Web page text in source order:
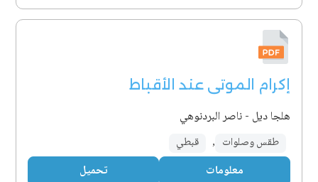
إكرام الموتى عند الأقباط
هلجا ديل - ناصر البردنوهي
طقس وصلوات , قبطي
معلومات تحميل